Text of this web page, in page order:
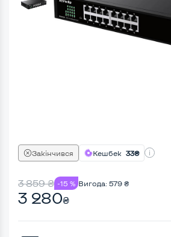
Закінчився Кешбек 33₴
3 859₴ -15 % Вигода: 579 ₴
3 280₴